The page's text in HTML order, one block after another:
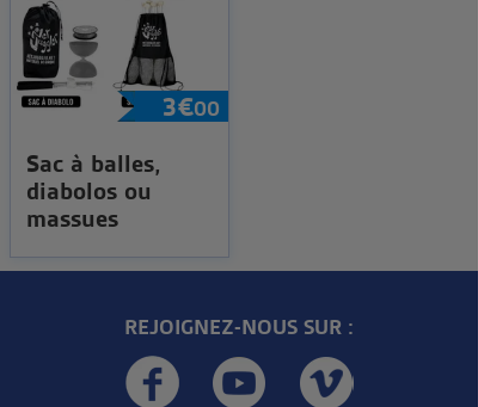
3€00
Sac à balles,
diabolos ou
massues
REJOIGNEZ-NOUS SUR :